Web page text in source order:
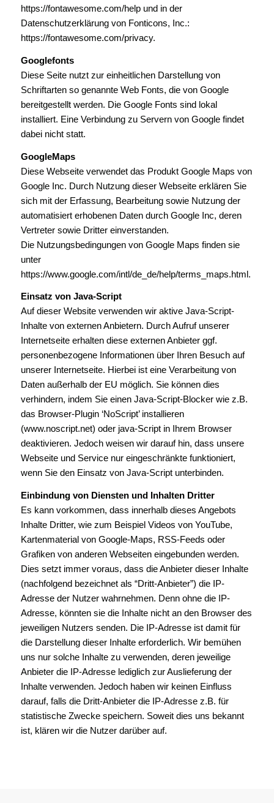
https://fontawesome.com/help und in der
Datenschutzerklärung von Fonticons, Inc.:
https://fontawesome.com/privacy.
Googlefonts
Diese Seite nutzt zur einheitlichen Darstellung von
Schriftarten so genannte Web Fonts, die von Google
bereitgestellt werden. Die Google Fonts sind lokal
installiert. Eine Verbindung zu Servern von Google findet
dabei nicht statt.
GoogleMaps
Diese Webseite verwendet das Produkt Google Maps von
Google Inc. Durch Nutzung dieser Webseite erklären Sie
sich mit der Erfassung, Bearbeitung sowie Nutzung der
automatisiert erhobenen Daten durch Google Inc, deren
Vertreter sowie Dritter einverstanden.
Die Nutzungsbedingungen von Google Maps finden sie
unter
https://www.google.com/intl/de_de/help/terms_maps.html.
Einsatz von Java-Script
Auf dieser Website verwenden wir aktive Java-Script-
Inhalte von externen Anbietern. Durch Aufruf unserer
Internetseite erhalten diese externen Anbieter ggf.
personenbezogene Informationen über Ihren Besuch auf
unserer Internetseite. Hierbei ist eine Verarbeitung von
Daten außerhalb der EU möglich. Sie können dies
verhindern, indem Sie einen Java-Script-Blocker wie z.B.
das Browser-Plugin ‘NoScript’ installieren
(www.noscript.net) oder java-Script in Ihrem Browser
deaktivieren. Jedoch weisen wir darauf hin, dass unsere
Webseite und Service nur eingeschränkte funktioniert,
wenn Sie den Einsatz von Java-Script unterbinden.
Einbindung von Diensten und Inhalten Dritter
Es kann vorkommen, dass innerhalb dieses Angebots
Inhalte Dritter, wie zum Beispiel Videos von YouTube,
Kartenmaterial von Google-Maps, RSS-Feeds oder
Grafiken von anderen Webseiten eingebunden werden.
Dies setzt immer voraus, dass die Anbieter dieser Inhalte
(nachfolgend bezeichnet als “Dritt-Anbieter”) die IP-
Adresse der Nutzer wahrnehmen. Denn ohne die IP-
Adresse, könnten sie die Inhalte nicht an den Browser des
jeweiligen Nutzers senden. Die IP-Adresse ist damit für
die Darstellung dieser Inhalte erforderlich. Wir bemühen
uns nur solche Inhalte zu verwenden, deren jeweilige
Anbieter die IP-Adresse lediglich zur Auslieferung der
Inhalte verwenden. Jedoch haben wir keinen Einfluss
darauf, falls die Dritt-Anbieter die IP-Adresse z.B. für
statistische Zwecke speichern. Soweit dies uns bekannt
ist, klären wir die Nutzer darüber auf.